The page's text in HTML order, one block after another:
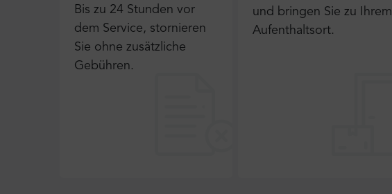
Bis zu 24 Stunden vor
dem Service, stornieren
Sie ohne zusätzliche
Gebühren.
und bringen Sie zu Ihrem
Aufenthaltsort.